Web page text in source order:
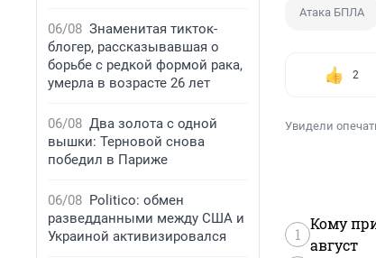
06/08 Знаменитая тикток-
блогер, рассказывавшая о
борьбе с редкой формой рака,
умерла в возрасте 26 лет
06/08 Два золота с одной
вышки: Терновой снова
победил в Париже
06/08 Politico: обмен
разведданными между США и
Украиной активизировался
Атака БПЛА
2
Увидели
1
Кому
август